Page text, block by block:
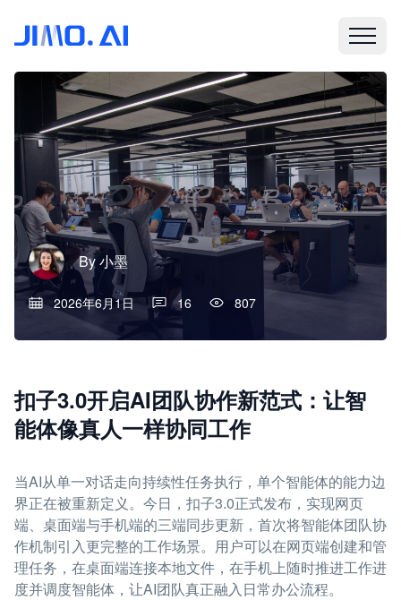
By小墨
2026年6月1日 16 807
扣子3.0开启AI团队协作新范式：让智
能体像真人一样协同工作
当AI从单一对话走向持续性任务执行，单个智能体的能力边
界正在被重新定义。今日，扣子3.0正式发布，实现网页
端、桌面端与手机端的三端同步更新，首次将智能体团队协
作机制引入更完整的工作场景。用户可以在网页端创建和管
理任务，在桌面端连接本地文件，在手机上随时推进工作进
度并调度智能体，让AI团队真正融入日常办公流程。